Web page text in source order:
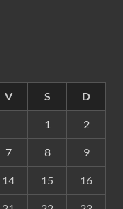
V S D
1 2
7 8 9
14 15 16